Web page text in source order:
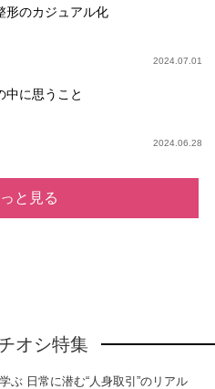
形のカジュアル化
2024.07.01
中に思うこと
2024.06.28
と見る
オシ特集
ぶ 日常に潜む“人身取引”のリアル